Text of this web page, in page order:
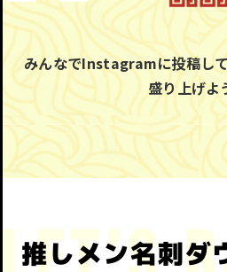
みんなでInstagramに投稿し
盛り上げよ
推しメン名刺ダ